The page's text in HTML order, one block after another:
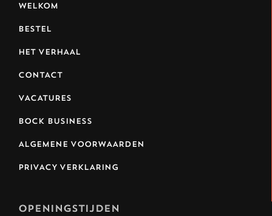
WELKOM
BESTEL
HET VERHAAL
CONTACT
VACATURES
BOCK BUSINESS
ALGEMENE VOORWAARDEN
PRIVACY VERKLARING
OPENINGSTIJDEN